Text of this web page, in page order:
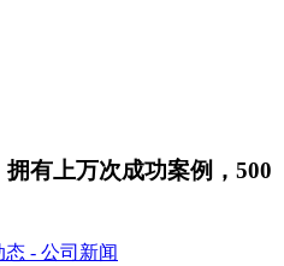
有上万次成功案例，500
态 - 公司新闻